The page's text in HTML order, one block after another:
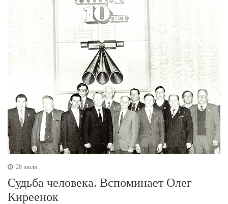
28 июля
Судьба человека. Вспоминает Олег
Киреенок